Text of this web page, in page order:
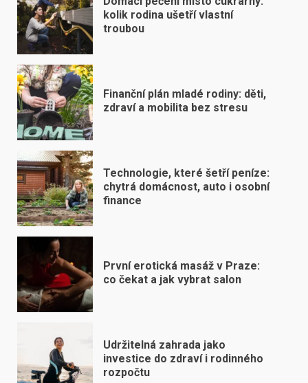
kolik rodina ušetří vlastní
troubou
Finanční plán mladé rodiny: děti,
zdraví a mobilita bez stresu
Technologie, které šetří peníze:
chytrá domácnost, auto i osobní
finance
První erotická masáž v Praze:
co čekat a jak vybrat salon
Udržitelná zahrada jako
investice do zdraví i rodinného
rozpočtu